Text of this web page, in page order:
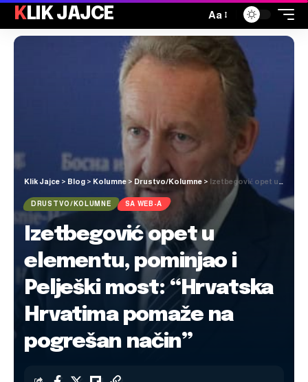
KLIK JAJCE Aa
Klik Jajce > Blog > Kolumne > Drustvo/Kolumne > Izetbegović opet u elementu, pominjao i Pelješki most: “Hrvatska Hrvatima pomaže na pogrešan način”
DRUSTVO/KOLUMNE SA WEB-A
Izetbegović opet u
elementu, pominjao i
Pelješki most: “Hrvatska
Hrvatima pomaže na
pogrešan način”